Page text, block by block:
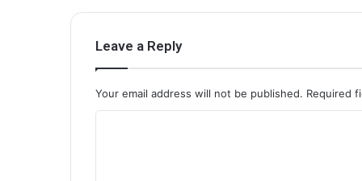
Leave a Reply
Your email address will not be published. Required